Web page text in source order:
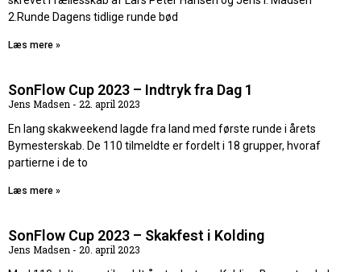
2.Runde Dagens tidlige runde bød
Læs mere »
SonFlow Cup 2023 – Indtryk fra Dag 1
Jens Madsen
22. april 2023
En lang skakweekend lagde fra land med første runde i årets
Bymesterskab. De 110 tilmeldte er fordelt i 18 grupper, hvoraf
partierne i de to
Læs mere »
SonFlow Cup 2023 – Skakfest i Kolding
Jens Madsen
20. april 2023